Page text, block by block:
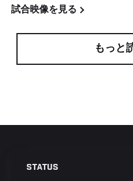
試合映像を見る
もっと
STATUS